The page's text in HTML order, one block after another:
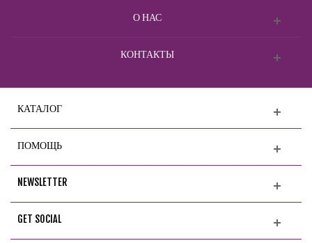
О НАС
КОНТАКТЫ
КАТАЛОГ
ПОМОЩЬ
NEWSLETTER
GET SOCIAL